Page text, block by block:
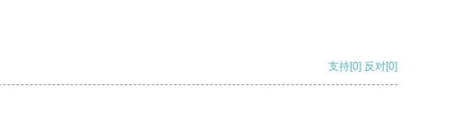
支持[0] 反对[0]